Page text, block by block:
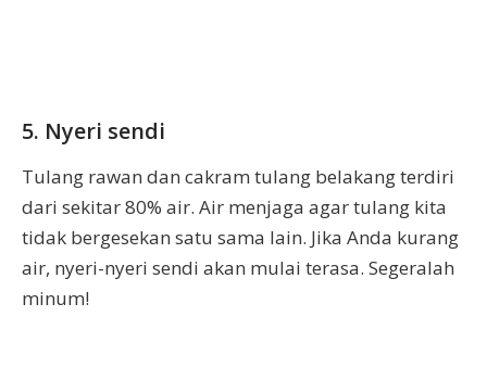
5. Nyeri sendi
Tulang rawan dan cakram tulang belakang terdiri
dari sekitar 80% air. Air menjaga agar tulang kita
tidak bergesekan satu sama lain. Jika Anda kurang
air, nyeri-nyeri sendi akan mulai terasa. Segeralah
minum!